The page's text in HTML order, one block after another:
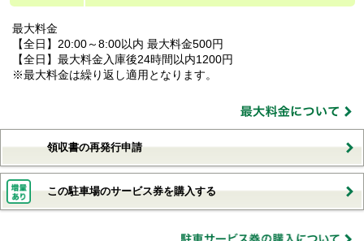
最大料金
【全日】20:00～8:00以内 最大料金500円
【全日】最大料金入庫後24時間以内1200円
※最大料金は繰り返し適用となります。
領収書の再発行申請
この駐車場のサービス券を購入する